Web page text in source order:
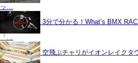
ッ…
3分で分かる！What’s BMX
「…
空飛ぶチャリがイオンレイクタ